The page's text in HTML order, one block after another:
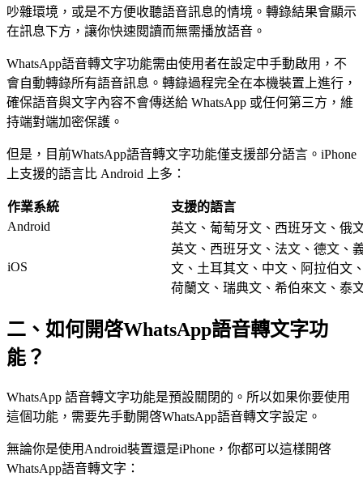
吵雜環境，或是不方便收聽語音訊息的情境。轉錄結果會顯示
在訊息下方，讓你快速閱讀而無需播放語音。
WhatsApp語音轉文字功能需由使用者在設定中手動啟用，不
會自動轉錄所有語音訊息。轉錄過程完全在本機裝置上進行，
確保語音與文字內容不會傳送給 WhatsApp 或任何第三方，維
持端對端加密保護。
但是，目前WhatsApp語音轉文字功能僅支援部分語言。iPhone
上支援的語言比 Android 上多：
作業系統
支援的語言
Android
英文、葡萄牙文、西班牙文、俄
iOS
英文、西班牙文、法文、德文、
文、土耳其文、中文、阿拉伯文
荷蘭文、瑞典文、希伯來文、泰
二、如何開啓WhatsApp語音轉文字功
能？
WhatsApp 語音轉文字功能是預設關閉的。所以如果你要使用
這個功能，需要先手動開啓WhatsApp語音轉文字設定。
無論你是使用Android裝置還是iPhone，你都可以這樣開啓
WhatsApp語音轉文字：